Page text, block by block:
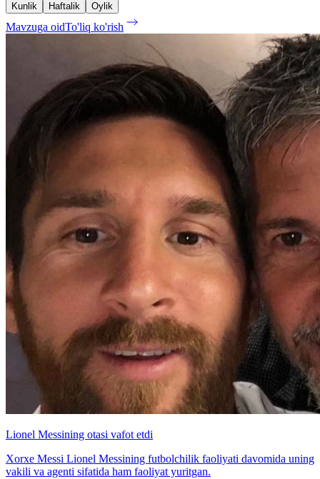
Kunlik Haftalik Oylik
Mavzuga oidTo'liq ko'rish
Lionel Messining otasi vafot etdi
Xorxe Messi Lionel Messining futbolchilik faoliyati davomida uning
vakili va agenti sifatida ham faoliyat yuritgan.